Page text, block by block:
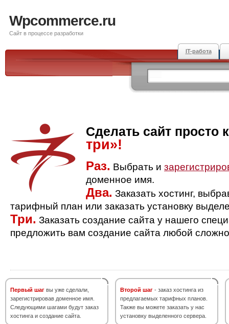
Wpcommerce.ru
Сайт в процессе разработки
IT-работа
Сделать сайт просто
три»!
Раз. Выбрать и
доменное имя.
Два. Заказать хостинг,
тарифный план или заказать установку
Три. Заказать создание сайта у нашего
предложить вам создание сайта любой
Первый шаг вы уже сделали,
зарегистрировав доменное имя.
Следующими шагами будут заказ
хостинга и создание сайта.
Второй шаг - заказ хостинга из
предлагаемых тарифных планов.
Также вы можете заказать у нас
установку выделенного сервера.